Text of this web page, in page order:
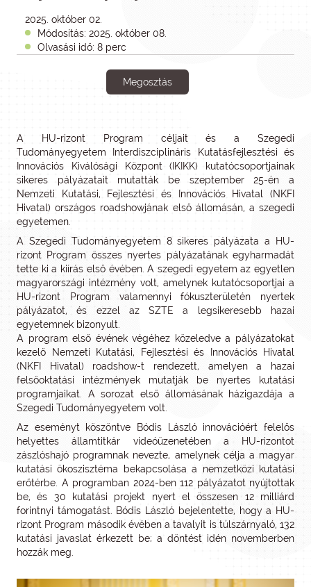
2025. október 02.
Módosítás: 2025. október 08.
Olvasási idő: 8 perc
Megosztás
A HU-rizont Program céljait és a Szegedi
Tudományegyetem Interdiszciplináris Kutatásfejlesztési és
Innovációs Kiválósági Központ (IKIKK) kutatócsoportjainak
sikeres pályázatait mutatták be szeptember 25-én a
Nemzeti Kutatási, Fejlesztési és Innovációs Hivatal (NKFI
Hivatal) országos roadshowjának első állomásán, a szegedi
egyetemen.
A Szegedi Tudományegyetem 8 sikeres pályázata a HU-
rizont Program összes nyertes pályázatának egyharmadát
tette ki a kiírás első évében. A szegedi egyetem az egyetlen
magyarországi intézmény volt, amelynek kutatócsoportjai a
HU-rizont Program valamennyi fókuszterületén nyertek
pályázatot, és ezzel az SZTE a legsikeresebb hazai
egyetemnek bizonyult.
A program első évének végéhez közeledve a pályázatokat
kezelő Nemzeti Kutatási, Fejlesztési és Innovációs Hivatal
(NKFI Hivatal) roadshow-t rendezett, amelyen a hazai
felsőoktatási intézmények mutatják be nyertes kutatási
programjaikat. A sorozat első állomásának házigazdája a
Szegedi Tudományegyetem volt.
Az eseményt köszöntve Bódis László innovációért felelős
helyettes államtitkár videóüzenetében a HU-rizontot
zászlóshajó programnak nevezte, amelynek célja a magyar
kutatási ökoszisztéma bekapcsolása a nemzetközi kutatási
erőtérbe. A programban 2024-ben 112 pályázatot nyújtottak
be, és 30 kutatási projekt nyert el összesen 12 milliárd
forintnyi támogatást. Bódis László bejelentette, hogy a HU-
rizont Program második évében a tavalyit is túlszárnyaló, 132
kutatási javaslat érkezett be; a döntést idén novemberben
hozzák meg.